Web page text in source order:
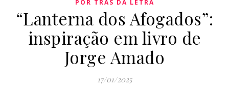
POR TRÁS DA LETRA
“Lanterna dos Afogados”:
inspiração em livro de
Jorge Amado
17/01/2025